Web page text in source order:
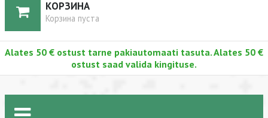
КОРЗИНА
Корзина пуста
Alates 50 € ostust tarne pakiautomaati tasuta. Alates 50 €
ostust saad valida kingituse.